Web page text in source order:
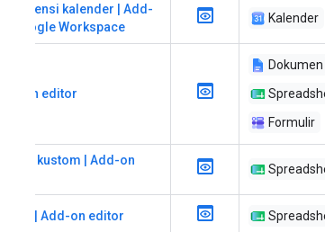
Konferensi kalender | Add-
on Google Workspace
Kalender
Add-on editor
Dokumen
Formulir
Fungsi kustom | Add-on
Makro | Add-on editor